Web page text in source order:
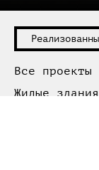
Все проекты
Жилые здания